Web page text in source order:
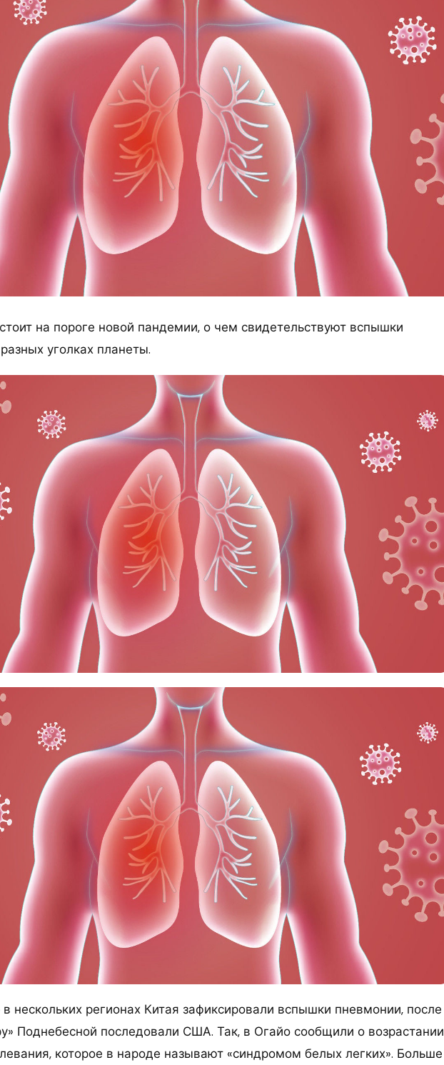
на пороге новой пандемии, о чем свидетельствуют вспышки
уголках планеты.
нескольких регионах Китая зафиксировали вспышки пневмонии, после
Поднебесной последовали США. Так, в Огайо сообщили о возрастании
которое в народе называют «синдромом белых легких». Больше